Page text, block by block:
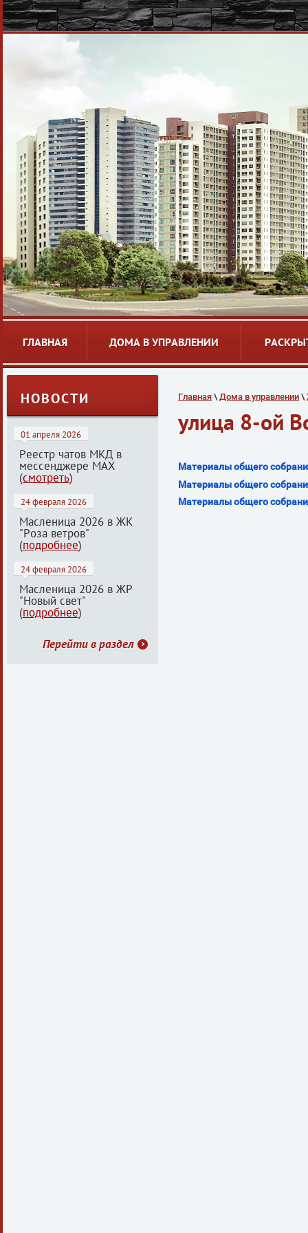
ГЛАВНАЯ ДОМА В УПРАВЛЕНИИ
НОВОСТИ
01 апреля 2026
Реестр чатов МКД в
мессенджере МАХ
(смотреть)
24 февраля 2026
Масленица 2026 в ЖК
"Роза ветров"
(подробнее)
24 февраля 2026
Масленица 2026 в ЖР
"Новый свет"
(подробнее)
Перейти в раздел
Главная \ Дома в управлении \
улица 8-ой
Материалы общего
Материалы общего
Материалы общего